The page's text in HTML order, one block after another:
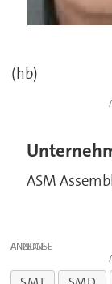
(hb)
ASM
ANZEIGE